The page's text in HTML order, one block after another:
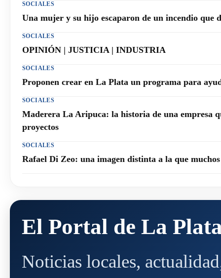
SOCIALES
Una mujer y su hijo escaparon de un incendio que
SOCIALES
OPINIÓN | JUSTICIA | INDUSTRIA
SOCIALES
Proponen crear en La Plata un programa para
SOCIALES
Maderera La Aripuca: la historia de una empresa
proyectos
SOCIALES
Rafael Di Zeo: una imagen distinta a la que
El Portal de La
Noticias locales,